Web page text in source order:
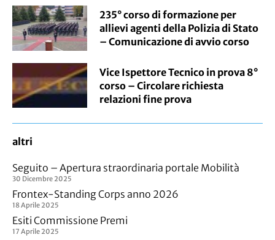
235° corso di formazione per
allievi agenti della Polizia di Stato
– Comunicazione di avvio corso
Vice Ispettore Tecnico in prova 8°
corso – Circolare richiesta
relazioni fine prova
altri
Seguito – Apertura straordinaria portale Mobilità
30 Dicembre 2025
Frontex-Standing Corps anno 2026
18 Aprile 2025
Esiti Commissione Premi
17 Aprile 2025